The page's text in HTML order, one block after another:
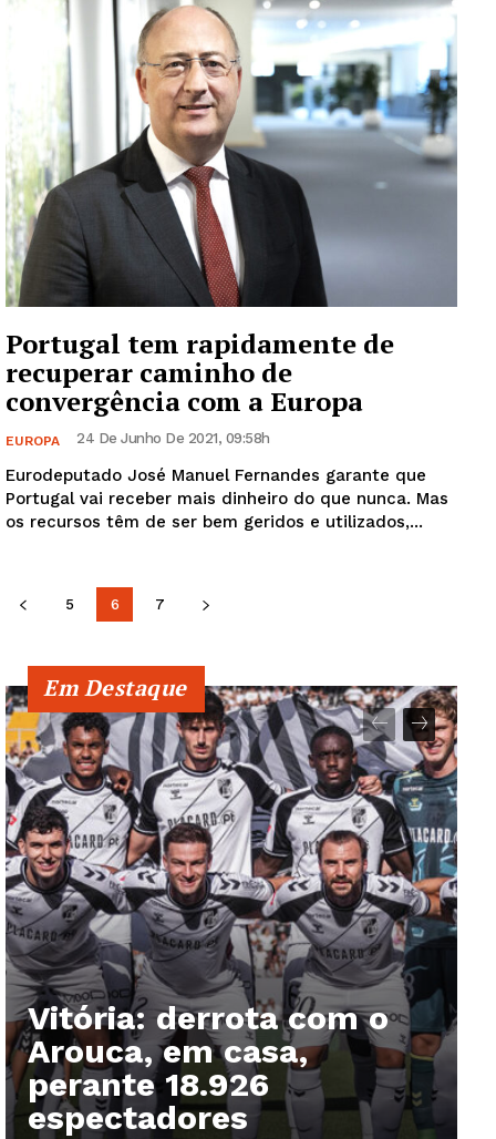
Portugal tem rapidamente de
recuperar caminho de
convergência com a Europa
EUROPA 24 De Junho De 2021, 09:58h
Eurodeputado José Manuel Fernandes garante que
Portugal vai receber mais dinheiro do que nunca. Mas
os recursos têm de ser bem geridos e utilizados,...
5 6 7
Em Destaque
Vitória: derrota com o
Arouca, em casa,
perante 18.926
espectadores